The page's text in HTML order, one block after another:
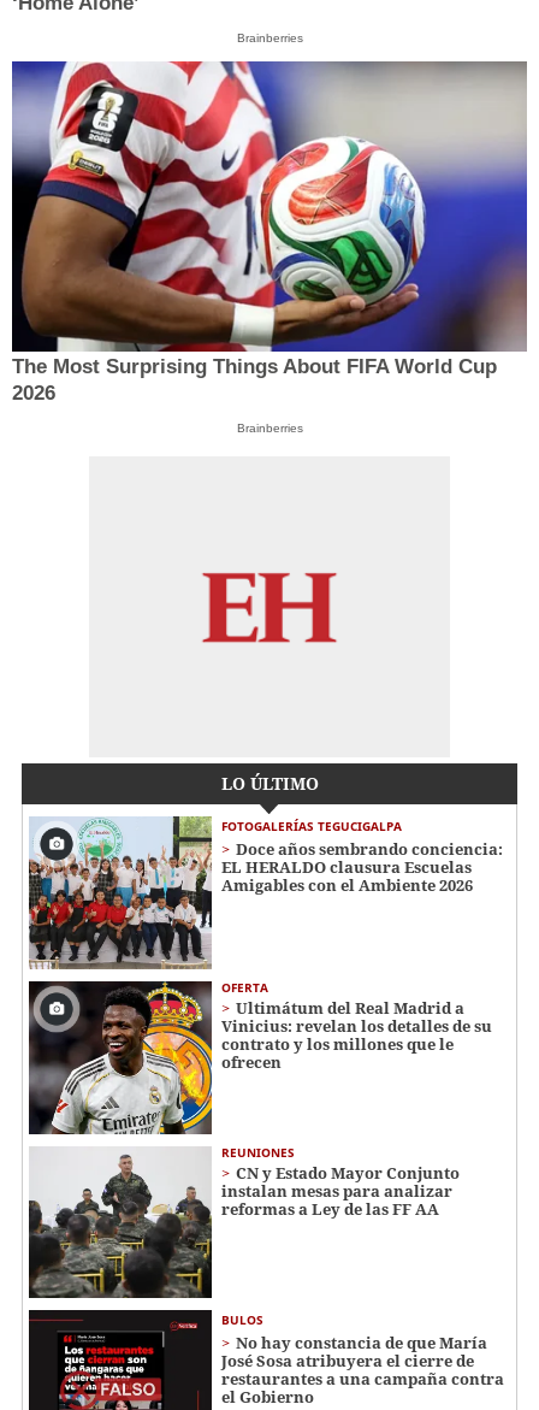
Brainberries
The Most Surprising Things About FIFA World Cup
2026
Brainberries
LO ÚLTIMO
FOTOGALERÍAS TEGUCIGALPA
Doce años sembrando conciencia:
EL HERALDO clausura Escuelas
Amigables con el Ambiente 2026
OFERTA
Ultimátum del Real Madrid a
Vinicius: revelan los detalles de su
contrato y los millones que le
ofrecen
REUNIONES
CN y Estado Mayor Conjunto
instalan mesas para analizar
reformas a Ley de las FF AA
BULOS
No hay constancia de que María
José Sosa atribuyera el cierre de
restaurantes a una campaña contra
el Gobierno